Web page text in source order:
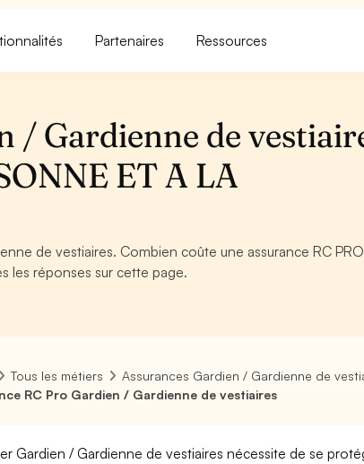
Partenaires Ressources
/ Gardienne de
ET A LA
de vestiaires. Combien coûte une assurance RC
les réponses sur cette page.
Tous les métiers
Assurances Gardien / Gardienne de
RC Pro Gardien / Gardienne de vestiaires
Gardien / Gardienne de vestiaires nécessite de se